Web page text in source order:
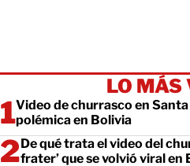
LO MÁS
Video de churrasco en
polémica en Bolivia
De qué trata el video del
frater’ que se volvió viral en